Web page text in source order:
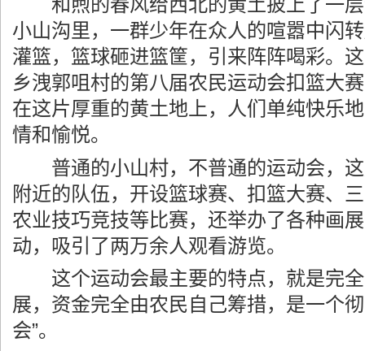
和煦的春风给西北的黄土披上了一层
小山沟里，一群少年在众人的喧嚣中闪
灌篮，篮球砸进篮筐，引来阵阵喝彩。
乡洩郭咀村的第八届农民运动会扣篮大
在这片厚重的黄土地上，人们单纯快乐
情和愉悦。
普通的小山村，不普通的运动会，这
附近的队伍，开设篮球赛、扣篮大赛、
农业技巧竞技等比赛，还举办了各种画
动，吸引了两万余人观看游览。
这个运动会最主要的特点，就是完全
展，资金完全由农民自己筹措，是一个
会”。